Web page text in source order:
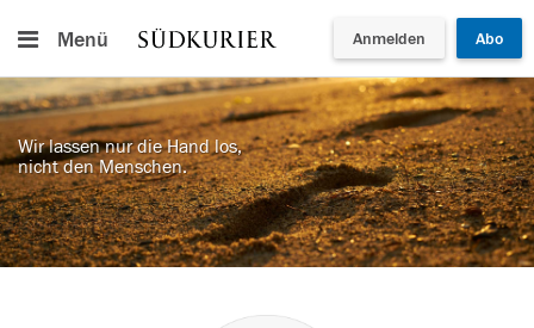
Menü Anmelden Abo
Wir lassen nur die Hand los,
nicht den Menschen.